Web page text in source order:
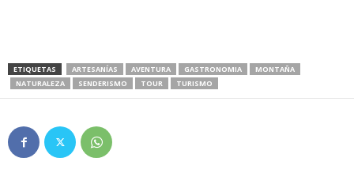
ETIQUETAS ARTESANÍAS AVENTURA GASTRONOMIA
MONTAÑA
NATURALEZA
SENDERISMO TOUR TURISMO